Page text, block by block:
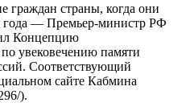
граждан страны, когда они
года — Премьер-министр РФ
Концепцию
увековечению памяти
Соответствующий
сайте Кабмина
).